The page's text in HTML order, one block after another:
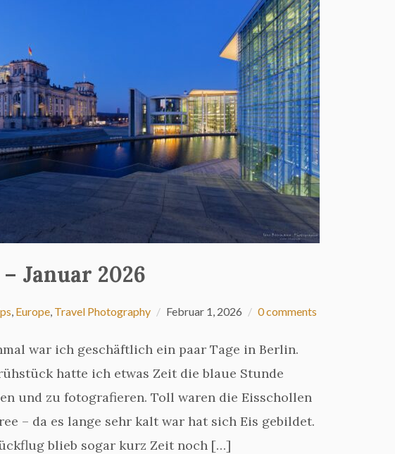
Januar 2026
, Europe, Travel Photography Februar 1, 2026 0 comments
war ich geschäftlich ein paar Tage in Berlin.
hatte ich etwas Zeit die blaue Stunde
und zu fotografieren. Toll waren die Eisschollen
– da es lange sehr kalt war hat sich Eis gebildet.
blieb sogar kurz Zeit noch […]